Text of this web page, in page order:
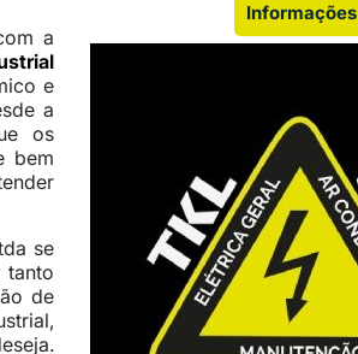
a
e
a
os
bem
se
tanto
de
Informações